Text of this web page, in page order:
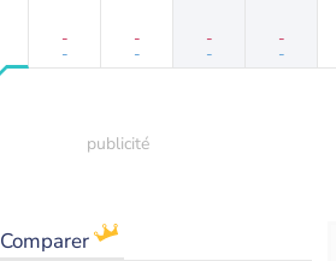
-
-
-
-
-
-
-
-
Comparer